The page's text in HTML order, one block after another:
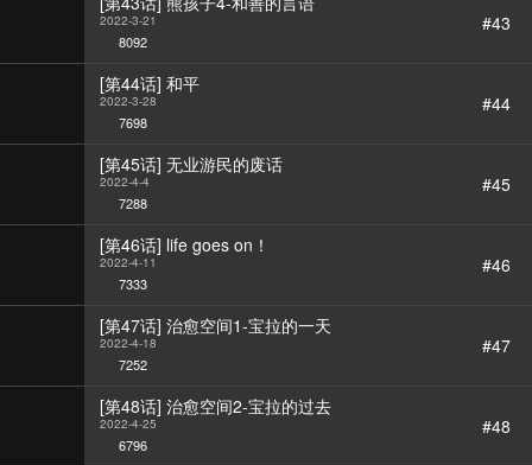
2022-3-21
8092
#43
[第44话] 和平
2022-3-28
7698
#44
[第45话] 无业游民的废话
2022-4-4
7288
#45
[第46话] life goes on！
2022-4-11
7333
#46
[第47话] 治愈空间1-宝拉的一天
2022-4-18
7252
#47
[第48话] 治愈空间2-宝拉的过去
2022-4-25
6796
#48